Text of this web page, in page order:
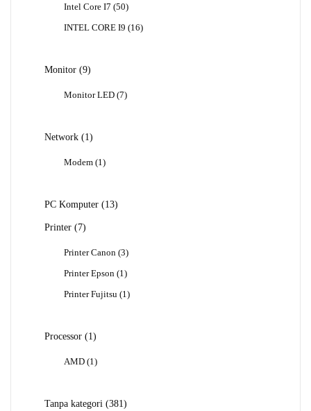
Intel Core I7 5050
INTEL CORE I9
1616
Monitor 99
Monitor LED 77
Network 11
Modem 1 1
PC Komputer 1313
Printer
77
Printer Canon 33
Printer Epson
1 1
Printer Fujitsu
1 1
Processor 11
AMD 1 1
Tanpa kategori 381381